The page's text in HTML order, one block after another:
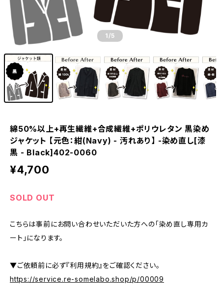
1 /5
綿50%以上+再生繊維+合成繊維+ポリウレタン 黒染め
ジャケット 【元色：紺(Navy) - 汚れあり】 -染め直し[漆
黒 - Black]402-0060
¥4,700
SOLD OUT
こちらは事前にお問い合わせいただいた方への「染め直し専用カ
ート」になります。
▼ご依頼前に必ず『利用規約』をご確認ください。
https://service.re-somelabo.shop/p/00009